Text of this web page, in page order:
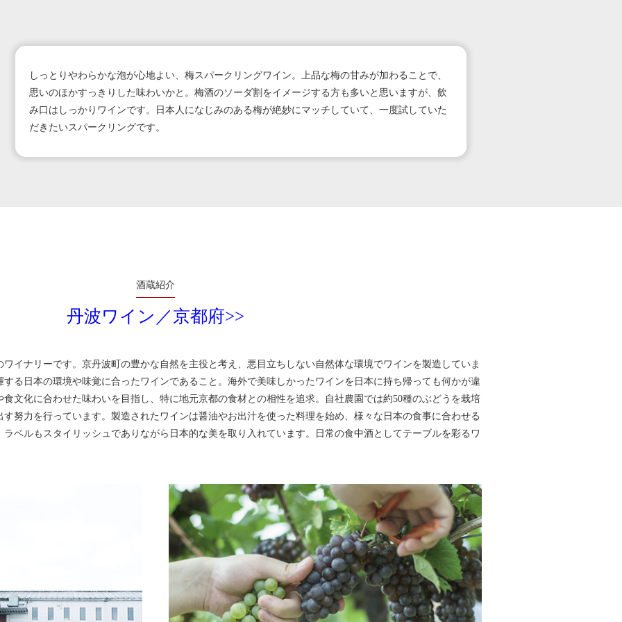
しっとりやわらかな泡が心地よい、梅スパークリングワイン。上品な梅の甘みが加わることで、
思いのほかすっきりした味わいかと。梅酒のソーダ割をイメージする方も多いと思いますが、飲
み口はしっかりワインです。日本人になじみのある梅が絶妙にマッチしていて、一度試していた
だきたいスパークリングです。
酒蔵紹介
丹波ワイン／京都府>>
イナリーです。京丹波町の豊かな自然を主役と考え、悪目立ちしない自然体な環境でワインを製造していま
る日本の環境や味覚に合ったワインであること。海外で美味しかったワインを日本に持ち帰っても何かが違
文化に合わせた味わいを目指し、特に地元京都の食材との相性を追求。自社農園では約50種のぶどうを栽培
努力を行っています。製造されたワインは醤油やお出汁を使った料理を始め、様々な日本の食事に合わせる
ベルもスタイリッシュでありながら日本的な美を取り入れています。日常の食中酒としてテーブルを彩るワ